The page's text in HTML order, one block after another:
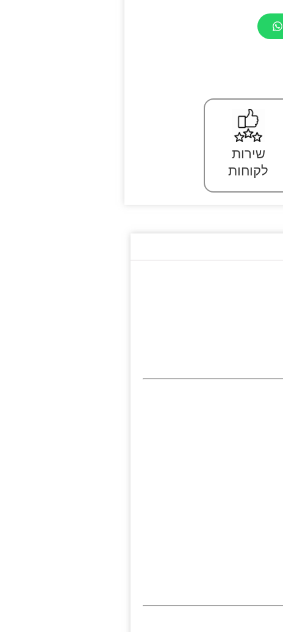
שירות
לקוחות